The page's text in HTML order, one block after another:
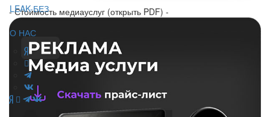
LEAK-БЕЗ
О НАС
- Стоимость медиауслуг (открыть PDF) -